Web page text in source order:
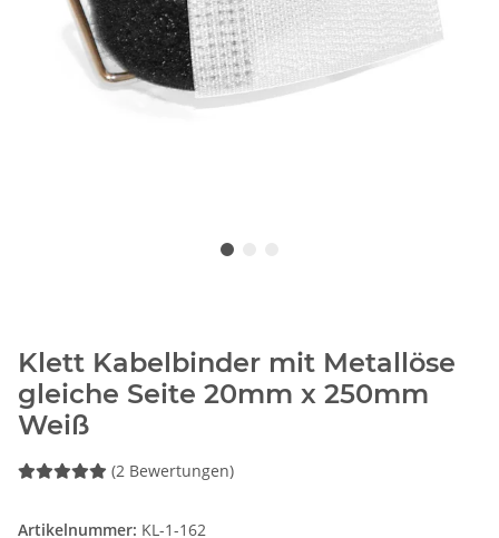
Klett Kabelbinder mit Metallöse
gleiche Seite 20mm x 250mm
Weiß
(2 Bewertungen)
Artikelnummer: KL-1-162